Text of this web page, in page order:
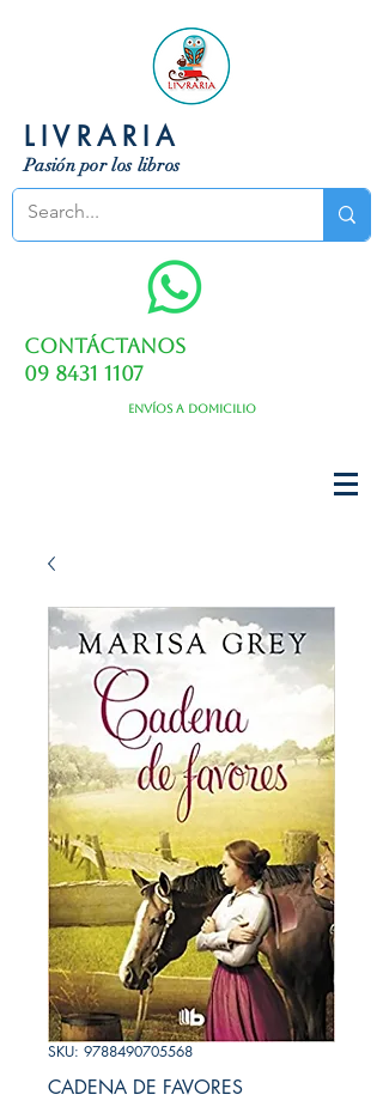
LIVRARIA
Pasión por los libros
Contáctanos
09 8431 1107
Envíos a domicilio
SKU: 9788490705568
CADENA DE FAVORES